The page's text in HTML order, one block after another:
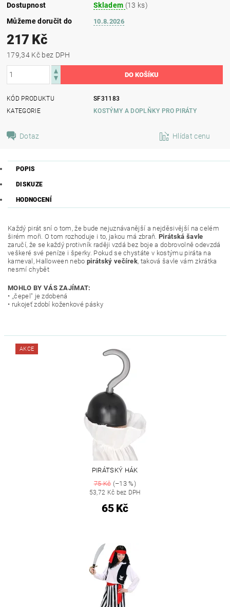
Dostupnost Skladem (13 ks)
Můžeme doručit do
10.8.2026
217 Kč
179,34 Kč bez DPH
KÓD PRODUKTU
SF31183
KATEGORIE
KOSTÝMY A DOPLŇKY PRO PIRÁTY
Dotaz Hlídat cenu
POPIS
DISKUZE
HODNOCENÍ
Každý pirát sní o tom, že bude nejuznávanější a nejděsivější na celém
širém moři. O tom rozhoduje i to, jakou má zbraň.Pirátská šavle
zaručí, že se každý protivník raději vzdá bez boje a dobrovolně odevzdá
veškeré své peníze i šperky. Pokud se chystáte v kostýmu piráta na
karneval, Halloween nebopirátský večírek, taková šavle vám zkrátka
nesmí chybět
MOHLO BY VÁS ZAJÍMAT:
• ,,čepel" je zdobená
• rukojeť zdobí koženkové pásky
AKCE
PIRÁTSKÝ HÁK
75 Kč(–13 %)
53,72 Kč bez DPH
65 Kč